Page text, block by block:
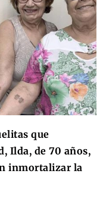
que
Ilda, de 70 años,
inmortalizar la